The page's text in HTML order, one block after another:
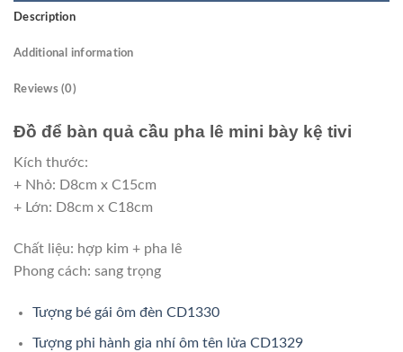
Description
Additional information
Reviews (0)
Đồ để bàn quả cầu pha lê mini bày kệ tivi
Kích thước:
+ Nhỏ: D8cm x C15cm
+ Lớn: D8cm x C18cm
Chất liệu: hợp kim + pha lê
Phong cách: sang trọng
Tượng bé gái ôm đèn CD1330
Tượng phi hành gia nhí ôm tên lửa CD1329